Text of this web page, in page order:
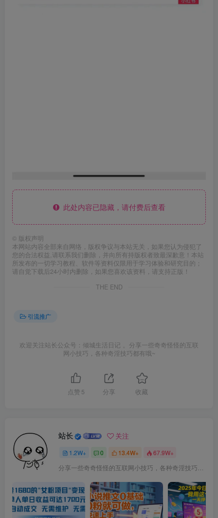
此处内容已隐藏，请付费后查看
© 版权声明
本网站内容全部来自网络，版权争议与本站无关，如果您认为侵犯了
您的合法权益,请联系我们删除，并向所有持版权者致最深歉意！本站
所发布的一切学习教程、软件等资料仅限用于学习体验和研究目的；
请自觉下载后24小时内删除，如果您喜欢该资料，请支持正版！
THE END
引流推广
欢迎关注站长公众号：倾城生活日记 。分享一些奇奇怪怪的互联
网小技巧，各种奇淫技巧都有哦~
点赞 5 分享 收藏
站长 关注
1.2W+ 0 13.4W+ 67.9W+
分享一些奇奇怪怪的互联网小技巧，各种奇淫技巧都在本站。